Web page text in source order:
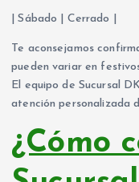
| Sábado | Cerrado |
Te aconsejamos
pueden variar en
El equipo de Sucursal
atención personalizada
¿Cómo